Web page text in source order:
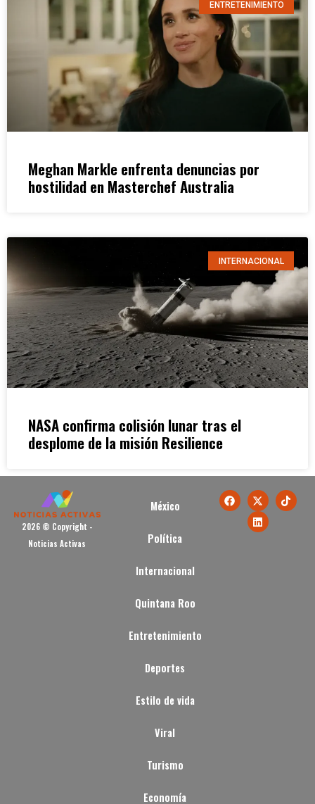
ENTRETENIMIENTO
Meghan Markle enfrenta denuncias por
hostilidad en Masterchef Australia
INTERNACIONAL
NASA confirma colisión lunar tras el
desplome de la misión Resilience
2026 © Copyright -
Noticias Activas
México
Política
Internacional
Quintana Roo
Entretenimiento
Deportes
Estilo de vida
Viral
Turismo
Economía